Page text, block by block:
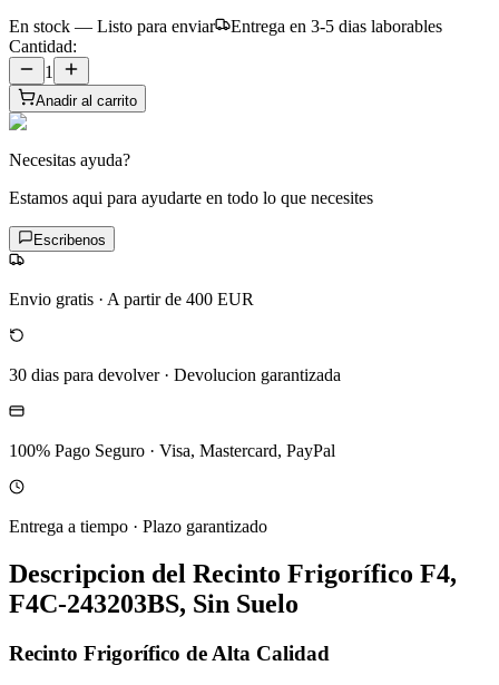
En stock — Listo para enviar
Entrega en 3-5 dias laborables
Cantidad:
1
Anadir al carrito
Necesitas ayuda?
Estamos aqui para ayudarte en todo lo que necesites
Escribenos
Envio gratis · A partir de 400 EUR
30 dias para devolver· Devolucion garantizada
100% Pago Seguro · Visa, Mastercard, PayPal
Entrega a tiempo · Plazo garantizado
Descripcion del Recinto Frigorífico F4,
F4C-243203BS, Sin Suelo
Recinto Frigorífico de Alta Calidad